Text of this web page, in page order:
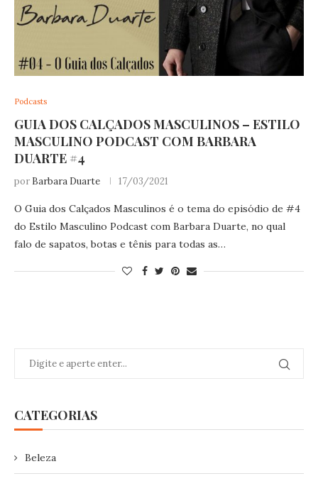
Podcasts
GUIA DOS CALÇADOS MASCULINOS – ESTILO
MASCULINO PODCAST COM BARBARA
DUARTE #4
por Barbara Duarte 17/03/2021
O Guia dos Calçados Masculinos é o tema do episódio de #4
do Estilo Masculino Podcast com Barbara Duarte, no qual
falo de sapatos, botas e tênis para todas as…
CATEGORIAS
Beleza